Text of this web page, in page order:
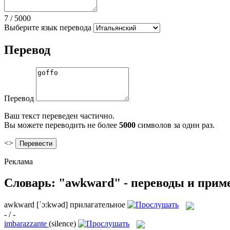
7 / 5000
Выберите язык перевода
Перевод
Перевод
Ваш текст переведен частично.
Вы можете переводить не более 5000 символов за один раз.
<>
Реклама
Словарь: "awkward" - переводы и
awkward [ˈɔ:kwəd] прилагательное
- / -
imbarazzante (silence)